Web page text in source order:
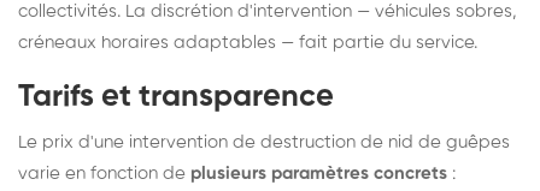
collectivités. La discrétion d'intervention — véhicules sobres,
créneaux horaires adaptables — fait partie du service.
Tarifs et transparence
Le prix d'une intervention de destruction de nid de guêpes
varie en fonction de plusieurs paramètres concrets :